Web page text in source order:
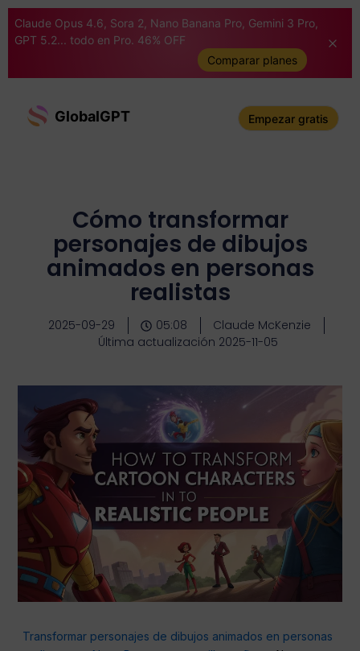
Claude Opus 4.6, Sora 2, Nano Banana Pro, Gemini 3 Pro,
GPT 5.2... todo en Pro. 46% OFF
Comparar planes
GlobalGPT Empezar gratis
Cómo transformar
personajes de dibujos
animados en personas
realistas
2025-09-29 05:08
Claude McKenzie
Última actualización 2025-11-05
Transformar personajes de dibujos animados en personas